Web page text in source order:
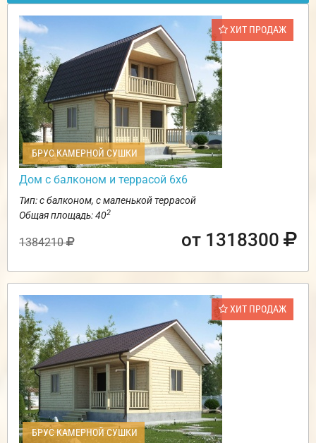
ХИТ ПРОДАЖ
БРУС КАМЕРНОЙ СУШКИ
Дом с балконом и террасой 6х6
Тип: с балконом, с маленькой террасой
Общая площадь: 402
1384210 от 1318300
ХИТ ПРОДАЖ
БРУС КАМЕРНОЙ СУШКИ